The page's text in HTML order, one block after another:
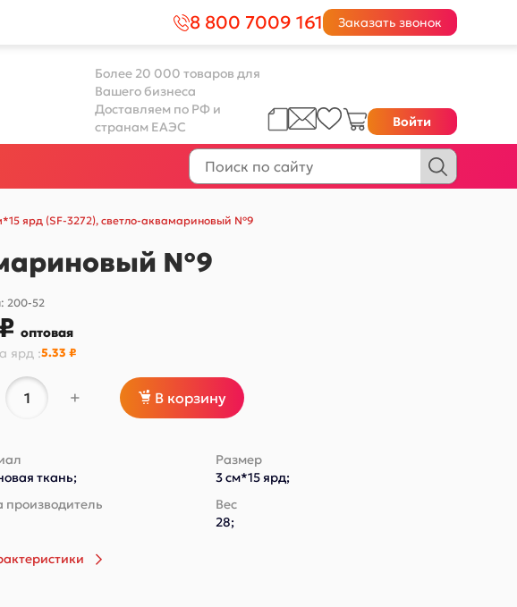
8 800 7009 161 Заказать звонок
Более 20 000 товаров для
Вашего бизнеса
Доставляем по РФ и
странам ЕАЭС
Войти
ярд (SF-3272), светло-аквамариновый №9
№9
200-52
оптовая
ярд :5.33 ₽
+ В корзину
ткань;
Размер
3 см*15 ярд;
производитель
Вес
28;